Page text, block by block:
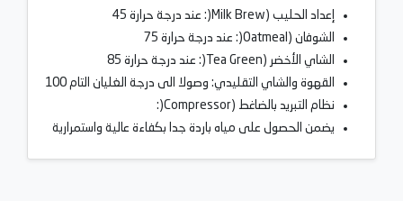
إعداد الحليب (Milk Brew(: عند درجة حرارة 45
الشوفان (Oatmeal(: عند درجة حرارة 75
الشاي الأخضر (Tea Green(: عند درجة حرارة 85
القهوة والشاي التقليدي: وصولا الى درجة الغليان التام 100
نظام التبريد بالضاغط (Compressor(:
يضمن الحصول على مياه باردة جدا بكفاءة عالية واستمرارية